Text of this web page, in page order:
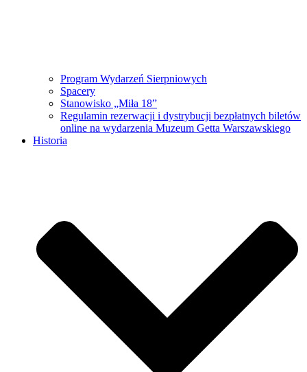
Program Wydarzeń Sierpniowych
Spacery
Stanowisko „Miła 18”
Regulamin rezerwacji i dystrybucji bezpłatnych biletów
online na wydarzenia Muzeum Getta Warszawskiego
Historia